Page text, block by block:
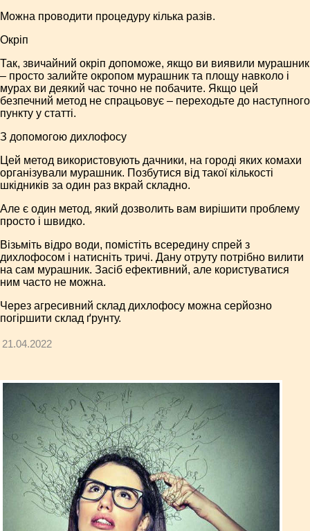
Можна проводити процедуру кілька разів.
Окріп
Так, звичайний окріп допоможе, якщо ви виявили мурашник
– просто залийте окропом мурашник та площу навколо і
мурах ви деякий час точно не побачите. Якщо цей
безпечний метод не спрацьовує – переходьте до наступного
пункту у статті.
З допомогою дихлофосу
Цей метод використовують дачники, на городі яких комахи
організували мурашник. Позбутися від такої кількості
шкідників за один раз вкрай складно.
Але є один метод, який дозволить вам вирішити проблему
просто і швидко.
Візьміть відро води, помістіть всередину спрей з
дихлофосом і натисніть тричі. Дану отруту потрібно вилити
на сам мурашник. Засіб ефективний, але користуватися
ним часто не можна.
Через агресивний склад дихлофосу можна серйозно
погіршити склад ґрунту.
21.04.2022